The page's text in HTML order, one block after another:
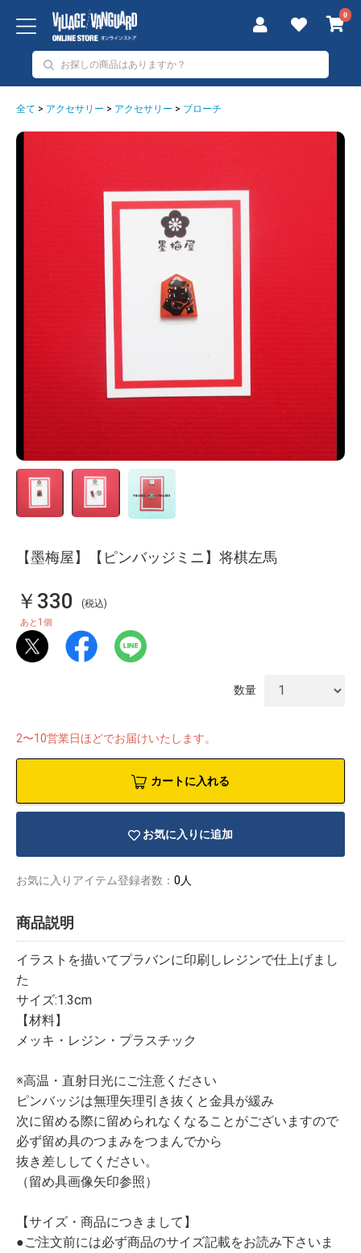
0
全て > アクセサリー > アクセサリー > ブローチ
【墨梅屋】【ピンバッジミニ】将棋左馬
￥330 (税込)
あと 1 個
数量
2〜10営業日ほどでお届けいたします。
カートに入れる
お気に入りに追加
お気に入りアイテム登録者数： 0人
商品説明
イラストを描いてプラバンに印刷しレジンで仕上げまし
た
サイズ:1.3cm
【材料】
メッキ・レジン・プラスチック
※高温・直射日光にご注意ください
ピンバッジは無理矢理引き抜くと金具が緩み
次に留める際に留められなくなることがございますので
必ず留め具のつまみをつまんでから
抜き差ししてください。
（留め具画像矢印参照）
【サイズ・商品につきまして】
●ご注文前には必ず商品のサイズ記載をお読み下さいま
イラストレ
ーター